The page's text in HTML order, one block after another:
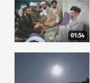
01:54